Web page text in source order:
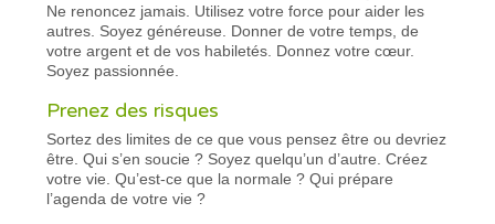
Ne renoncez jamais. Utilisez votre force pour aider les
autres. Soyez généreuse. Donner de votre temps, de
votre argent et de vos habiletés. Donnez votre cœur.
Soyez passionnée.
Prenez des risques
Sortez des limites de ce que vous pensez être ou devriez
être. Qui s’en soucie ? Soyez quelqu’un d’autre. Créez
votre vie. Qu’est-ce que la normale ? Qui prépare
l’agenda de votre vie ?